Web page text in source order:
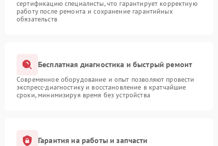
сертификацию специалисты, что гарантирует корректную
работу после ремонта и сохранение гарантийных
обязательств
Бесплатная диагностика и быстрый ремонт
Современное оборудование и опыт позволяют провести
экспресс-диагностику и восстановление в кратчайшие
сроки, минимизируя время без устройства
Гарантия на работы и запчасти